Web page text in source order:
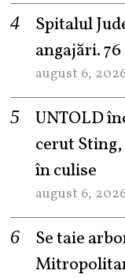
Spitalul
angajări.
august 6,
UNTOLD
cerut
în culise
august 6,
Se taie